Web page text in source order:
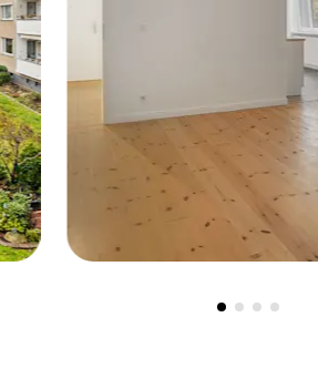
Berlin-Wedding, 13347 -